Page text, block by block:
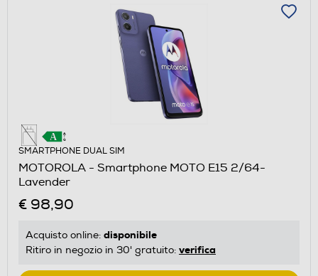
SMARTPHONE DUAL SIM
MOTOROLA - Smartphone MOTO E15 2/64-
Lavender
€ 98,90
Acquisto online: disponibile
Ritiro in negozio in 30' gratuito: verifica